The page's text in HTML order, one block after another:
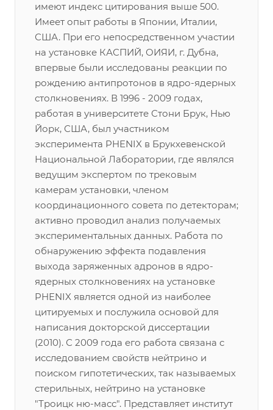
имеют индекс цитирования выше 500.
Имеет опыт работы в Японии, Италии,
США. При его непосредственном участии
на установке КАСПИЙ, ОИЯИ, г. Дубна,
впервые были исследованы реакции по
рождению антипротонов в ядро-ядерных
столкновениях. В 1996 - 2009 годах,
работая в университете Стони Брук, Нью
Йорк, США, был участником
эксперимента PHENIX в Брукхевенской
Национальной Лаборатории, где являлся
ведущим экспертом по трековым
камерам установки, членом
координационного совета по детекторам;
активно проводил анализ получаемых
экспериментальных данных. Работа по
обнаружению эффекта подавления
выхода заряженных адронов в ядро-
ядерных столкновениях на установке
PHENIX является одной из наиболее
цитируемых и послужила основой для
написания докторской диссертации
(2010). С 2009 года его работа связана с
исследованием свойств нейтрино и
поиском гипотетических, так называемых
стерильных, нейтрино на установке
"Троицк ню-масс". Представляет институт